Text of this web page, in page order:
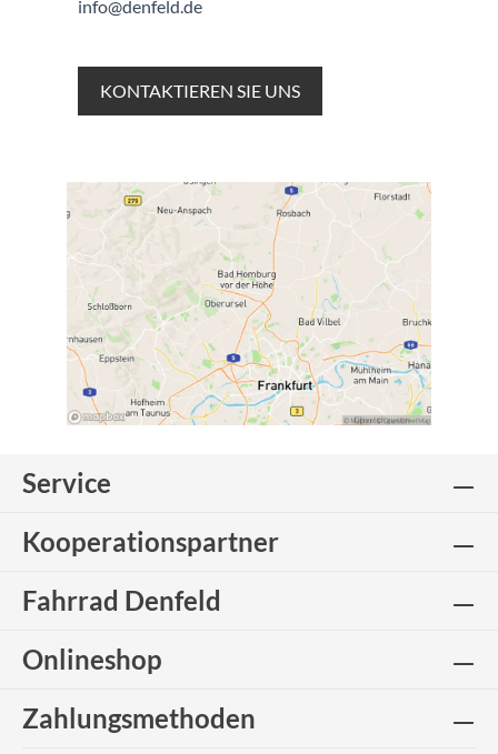
info@denfeld.de
KONTAKTIEREN SIE UNS
Service
Kooperationspartner
Fahrrad Denfeld
Onlineshop
Zahlungsmethoden